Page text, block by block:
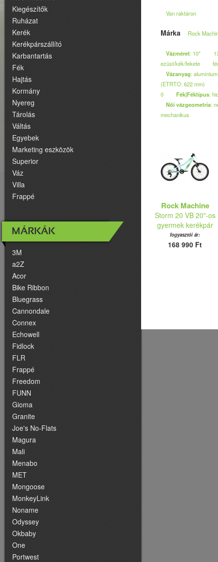
Kiegészítők
Ruházat
Kerék
Kerékpárszállító
Karbantartás
Fék
Hajtás
Kormány
Nyereg
Tárolás
Váltás
Egyebek
Marketing eszközök
Superior
Váz
Villa
Frappé
MÁRKÁK
3M
a2Z
Acor
Bike Ribbon
Bluegrass
Cannondale
Connex
Echowell
Fidlock
FLR
Frappé
Freedom
FUNN
Gioma
Granite
Joe's No-Flats
Magura
Mali
Menabo
MET
Mongoose
MonkeyLink
Noname
Odyssey
Okbaby
One
Portwest
Van raktáron
Márka Rock
Vázméret: 10"
ezüst/kék/fekete
Vázanyag:
(ETRTO: 622 mm)
0
Fék|Féktípus:
Női vázgeometria:
mechanikus
Rock Machine
Storm 20 VB 20"-os
gyermek kerékpár
fogyasztói ár:
168 990 Ft